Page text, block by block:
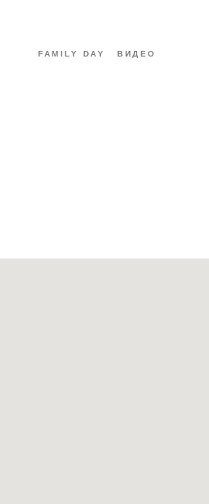
FAMILY DAY ВИДЕО